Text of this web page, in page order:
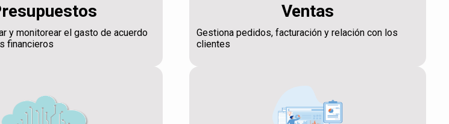
y monitorear el gasto de acuerdo
financieros
Ventas
Gestiona pedidos, facturación y relación con los
clientes